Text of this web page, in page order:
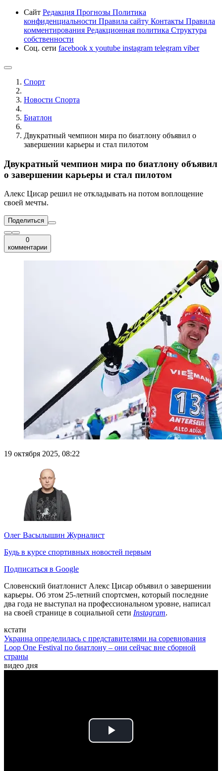
Сайт Редакция Прогнозы Политика
конфиденциальности Правила сайту Контакты Правила
комментирования Редакционная политика Структура
собственности
Соц. сети facebook x youtube instagram telegram viber
Спорт
Новости Cпорта
Биатлон
Двукратный чемпион мира по биатлону объявил о
завершении карьеры и стал пилотом
Двукратный чемпион мира по биатлону объявил
о завершении карьеры и стал пилотом
Алекс Цисар решил не откладывать на потом воплощение
своей мечты.
Поделиться
0
комментарии
19 октября 2025, 08:22
Олег Васылышин Журналист
Будь в курсе спортивных новостей первым
Подписаться в Google
Словенский биатлонист Алекс Цисар объявил о завершении
карьеры. Об этом 25-летний спортсмен, который последние
два года не выступал на профессиональном уровне, написал
на своей странице в социальной сети Instagram.
кстати
Украина определилась с представителями на соревнования
Loop One Festival по биатлону – они сейчас вне сборной
страны
видео дня
Play